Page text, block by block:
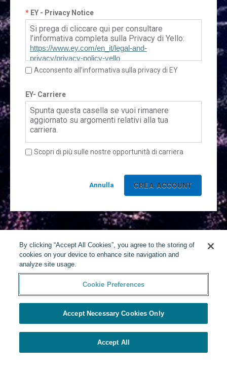
EY - Privacy Notice
Si prega di cliccare qui per consultare
l’informativa completa sulla Privacy di Yello:
https://www.ey.com/en_it/legal-and-
privacy/privacy-policy-yello
Acconsento all’informativa sulla privacy di EY
EY- Carriere
Spunta questa casella se vuoi rimanere
aggiornato su argomenti relativi alla tua
carriera.
Scopri di più sulle nostre opportunità di carriera
Annulla
By clicking “Accept All Cookies”, you agree to the storing of
cookies on your device to enhance site navigation and
analyze site usage.
Cookie Preferences
Accept Necessary Cookies Only
Accept All